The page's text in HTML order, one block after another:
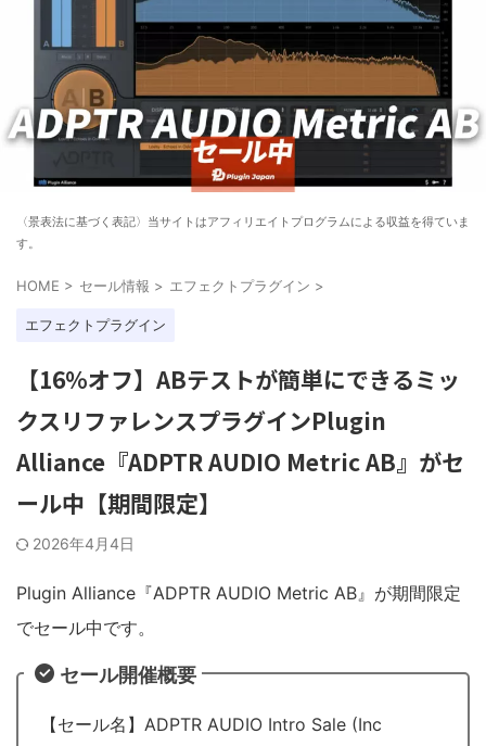
〈景表法に基づく表記〉当サイトはアフィリエイトプログラムによる収益を得ていま
す。
HOME > セール情報 > エフェクトプラグイン >
エフェクトプラグイン
【16%オフ】ABテストが簡単にできるミッ
クスリファレンスプラグインPlugin
Alliance『ADPTR AUDIO Metric AB』がセ
ール中【期間限定】
2026年4月4日
Plugin Alliance『ADPTR AUDIO Metric AB』が期間限定
でセール中です。
セール開催概要
【セール名】ADPTR AUDIO Intro Sale (Inc